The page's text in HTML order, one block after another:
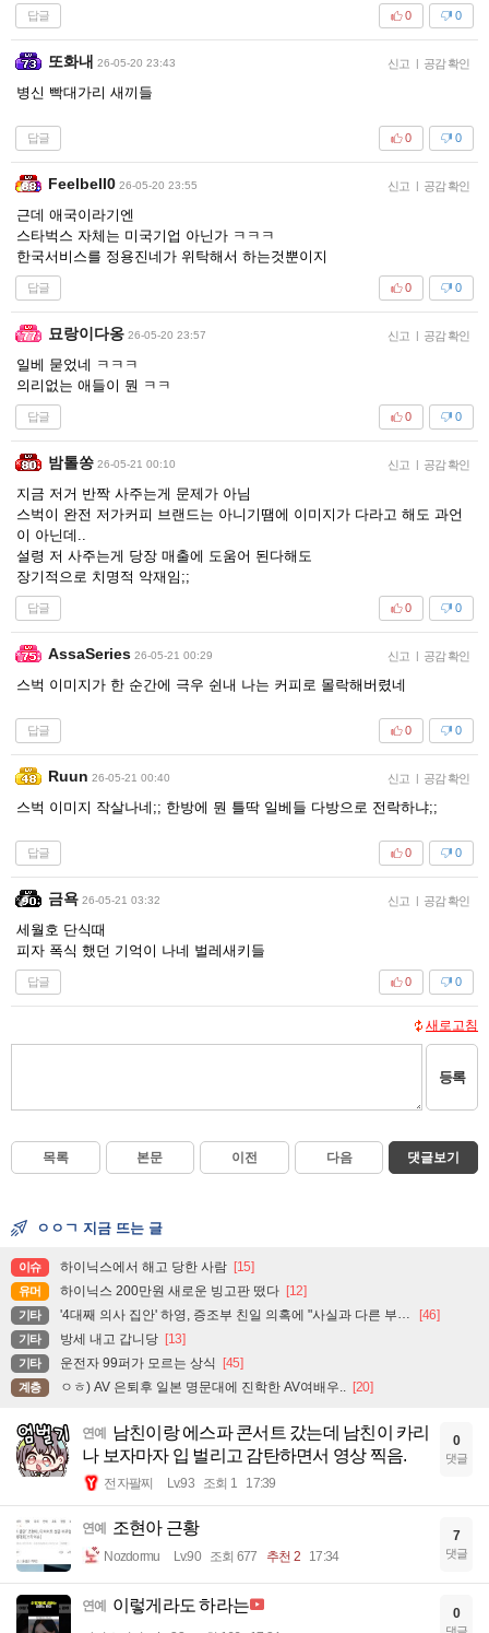
답글 0
0
또화내 26-05-20 23:43 신고 | 공감 확인
병신 빡대가리 새끼들
답글 0
0
Feelbell0 26-05-20 23:55 신고 | 공감 확인
근데 애국이라기엔
스타벅스 자체는 미국기업 아닌가 ㅋㅋㅋ
한국서비스를 정용진네가 위탁해서 하는것뿐이지
답글 0
0
묘랑이다옹 26-05-20 23:57 신고 | 공감 확인
일베 묻었네 ㅋㅋㅋ
의리없는 애들이 뭔 ㅋㅋ
답글 0
0
밤톨쏭 26-05-21 00:10 신고 | 공감 확인
지금 저거 반짝 사주는게 문제가 아님
스벅이 완전 저가커피 브랜드는 아니기땜에 이미지가 다라고 해도 과언
이 아닌데..
설령 저 사주는게 당장 매출에 도움어 된다해도
장기적으로 치명적 악재임;;
답글 0
0
AssaSeries 26-05-21 00:29 신고 | 공감 확인
스벅 이미지가 한 순간에 극우 쉰내 나는 커피로 몰락해버렸네
답글 0
0
Ruun 26-05-21 00:40 신고 | 공감 확인
스벅 이미지 작살나네;; 한방에 뭔 틀딱 일베들 다방으로 전락하냐;;
답글 0
0
금욕 26-05-21 03:32 신고 | 공감 확인
세월호 단식때
피자 폭식 했던 기억이 나네 벌레새키들
답글 0
0
새로고침
등록
목록 본문 이전 다음 댓글보기
ㅇㅇㄱ 지금 뜨는 글
이슈 하이닉스에서 해고 당한 사람 [15]
유머 하이닉스 200만원 새로운 빙고판 떴다 [12]
기타 '4대째 의사 집안' 하영, 증조부 친일 의혹에 "사실과 다른 부분 있어" [46]
기타 방세 내고 갑니당 [13]
기타 운전자 99퍼가 모르는 상식 [45]
계층 ㅇㅎ) AV 은퇴후 일본 명문대에 진학한 AV여배우.. [20]
연예 남친이랑 에스파 콘서트 갔는데 남친이 카리
나 보자마자 입 벌리고 감탄하면서 영상 찍음.
전자팔찌 Lv.93 조회 1 17:39
0
댓글
연예 조현아 근황
Nozdormu Lv.90 조회 677 추천 2 17:34
7
댓글
연예 이렇게라도 하라는 0